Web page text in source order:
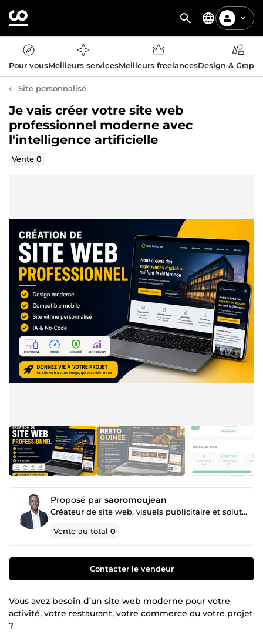
Pour vousMeilleurs servicesMeilleurs freelancesDesign &
Site personnalisé
Je vais créer votre site web
professionnel moderne avec
l'intelligence artificielle
Vente0
Proposé par saoromoujean
Créateur de site web, visuels publicitaire et solution IA
Vente au total0
Contacter le vendeur
Vous avez besoin d’un site web moderne pour votre
activité, votre restaurant, votre commerce ou votre projet
?